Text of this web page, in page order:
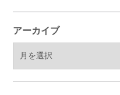
アーカイブ